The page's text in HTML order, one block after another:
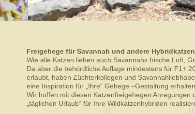
Freige­hege für Savan­nah und andere Hybrid­katzen
Wie alle Katzen lieben auch Savan­nahs frische Luft,
Da aber die behördliche Auflage mindestens für F1+
erlaubt, haben Züchterkol­le­gen und
eine Inspi­ra­tion für „Ihre“ Gehege –Gestal­tung erhal­ten.
Wir hof­fen mit diesen Katzen­freige­hegen
„täglichen Urlaub“ für Ihre Wild­katzen­hy­bri­den